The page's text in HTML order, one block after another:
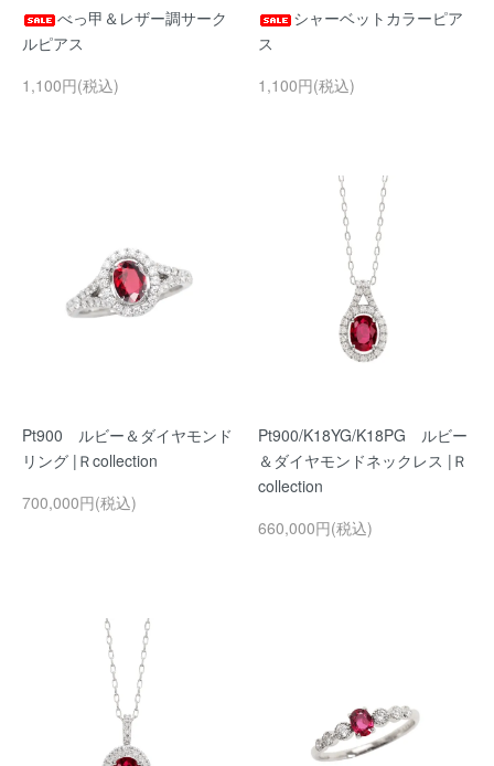
べっ甲＆レザー調サーク
ルピアス
1,100円(税込)
シャーベットカラーピア
ス
1,100円(税込)
Pt900 ルビー＆ダイヤモンド
リング |Ｒcollection
700,000円(税込)
Pt900/K18YG/K18PG ルビー
＆ダイヤモンドネックレス |Ｒ
collection
660,000円(税込)